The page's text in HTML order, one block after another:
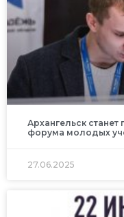
Архангельск
форума молодых
27.06.2025